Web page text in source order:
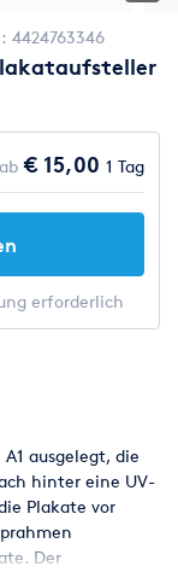
4424763346
ab € 15,00 1 Tag
erforderlich
ausgelegt, die
hinter eine UV-
Plakate vor
Der